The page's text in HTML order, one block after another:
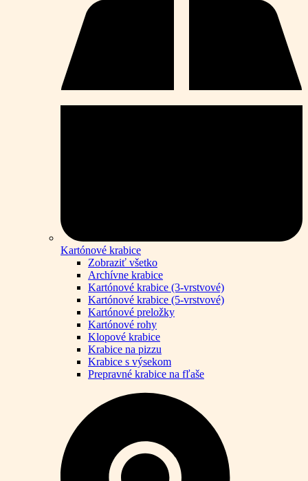
Kartónové krabice
Zobraziť všetko
Archívne krabice
Kartónové krabice (3-vrstvové)
Kartónové krabice (5-vrstvové)
Kartónové preložky
Kartónové rohy
Klopové krabice
Krabice na pizzu
Krabice s výsekom
Prepravné krabice na fľaše